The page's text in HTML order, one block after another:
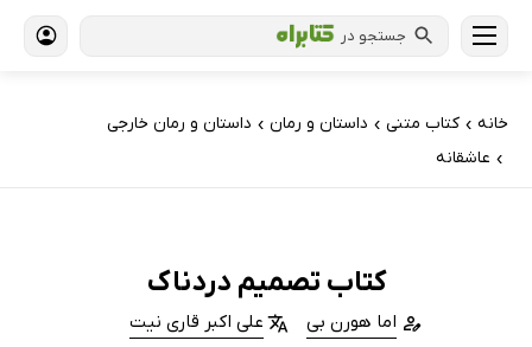
جستجو در
خانه › کتاب‌ متنی › داستان و رمان › داستان و رمان خارجی
› عاشقانه
کتاب تصمیم دردناک
اما هورن بی علی اکبر قاری نیت